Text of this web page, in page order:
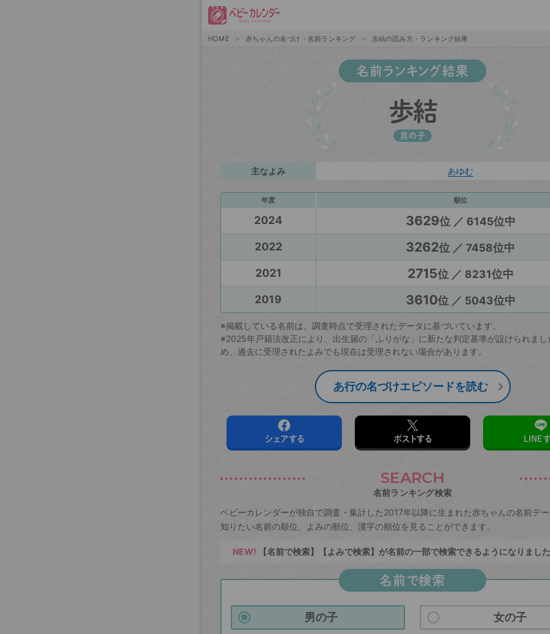
HOME 赤ちゃんの名づけ・名前ランキング 歩結の読み方・ランキング結果
名前ランキング結果
歩結
男の子
主なよみ あゆむ
年度 順位
2024 3629位 ／ 6145位中
2022
3262位 ／ 7458位中
2021
2715位 ／ 8231位中
2019
3610位 ／ 5043位中
※掲載している名前は、調査時点で受理されたデータに基づいています。
※2025年戸籍法改正により、出生届の「ふりがな」に新たな判定基準が設けられまし
め、過去に受理されたよみでも現在は受理されない場合があります。
あ行の名づけエピソードを読む
シェアする ポストする LINE
SEARCH
名前ランキング検索
ベビーカレンダーが独自で調査・集計した2017年以降に生まれた赤ちゃんの名前デ
知りたい名前の順位、よみの順位、漢字の順位を見ることができます。
NEW! 【名前で検索】【よみで検索】が名前の一部で検索できるようになりまし
名前で検索
男の子 女の子